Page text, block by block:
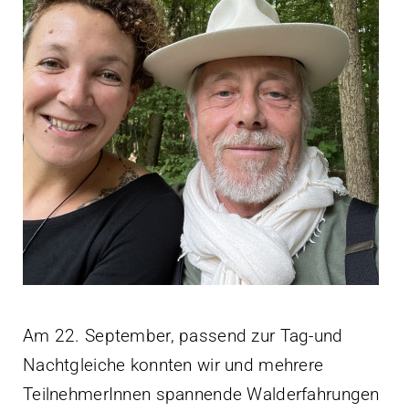
Kontakt
Am 22. September, passend zur Tag-und
Nachtgleiche konnten wir und mehrere
TeilnehmerInnen spannende Walderfahrungen